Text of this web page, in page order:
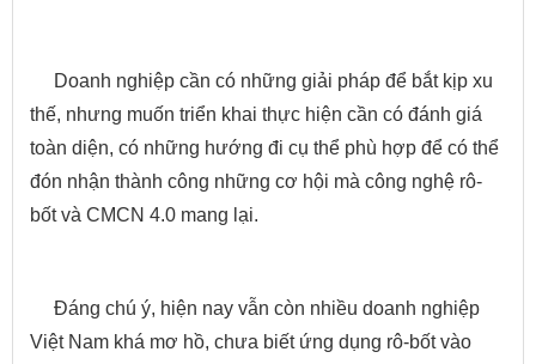
Doanh nghiệp cần có những giải pháp để bắt kịp xu
thế, nhưng muốn triển khai thực hiện cần có đánh giá
toàn diện, có những hướng đi cụ thể phù hợp để có thể
đón nhận thành công những cơ hội mà công nghệ rô-
bốt và CMCN 4.0 mang lại.
Đáng chú ý, hiện nay vẫn còn nhiều doanh nghiệp
Việt Nam khá mơ hồ, chưa biết ứng dụng rô-bốt vào